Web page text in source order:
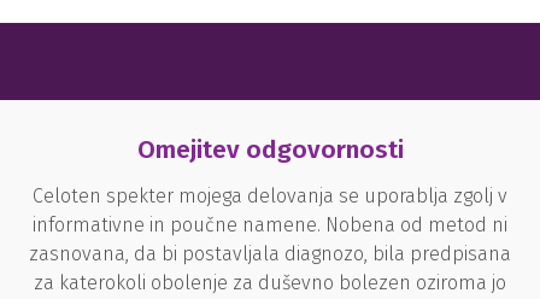
Omejitev odgovornosti
Celoten spekter mojega delovanja se uporablja zgolj v
informativne in poučne namene. Nobena od metod ni
zasnovana, da bi postavljala diagnozo, bila predpisana
za katerokoli obolenje za duševno bolezen oziroma jo